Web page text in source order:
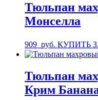
Тюльпан
Монселла
909 руб. КУПИТЬ
Тюльпан
Крим